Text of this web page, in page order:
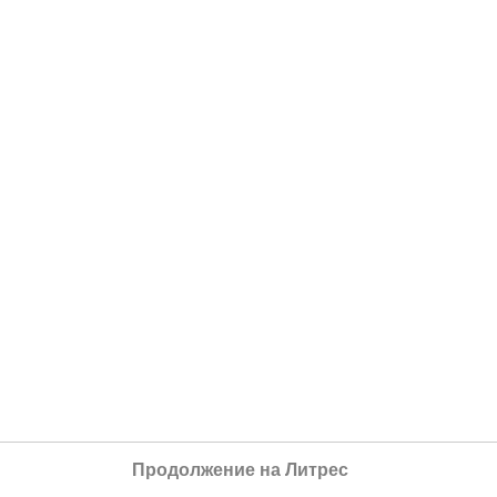
Продолжение на Литрес